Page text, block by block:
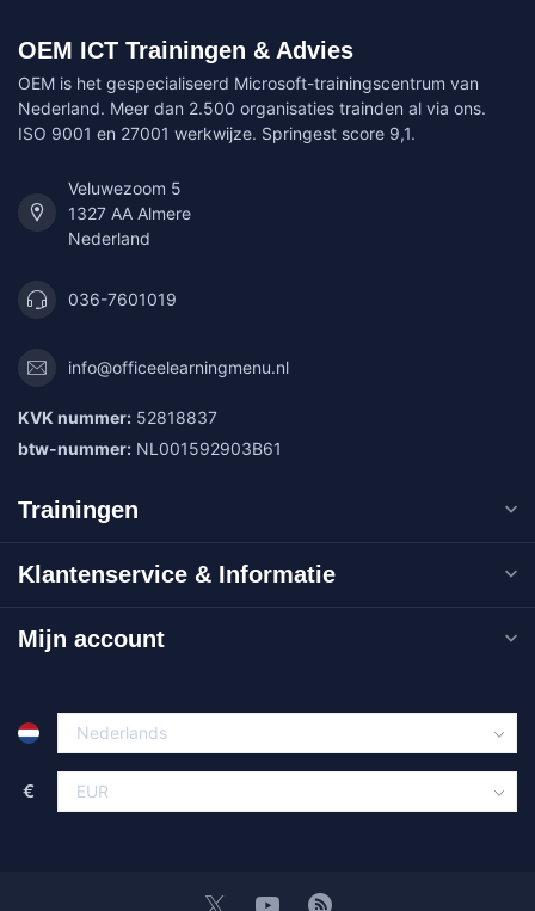
OEM ICT Trainingen & Advies
OEM is het gespecialiseerd Microsoft-trainingscentrum van
Nederland. Meer dan 2.500 organisaties trainden al via ons.
ISO 9001 en 27001 werkwijze. Springest score 9,1.
Veluwezoom 5
1327 AA Almere
Nederland
036-7601019
info@officeelearningmenu.nl
KVK nummer: 52818837
btw-nummer: NL001592903B61
Trainingen
Klantenservice & Informatie
Mijn account
€